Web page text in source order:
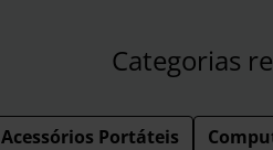
Categorias
Acessórios Portáteis